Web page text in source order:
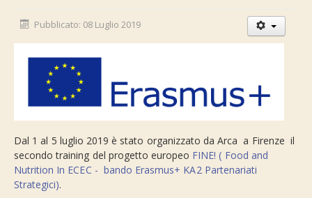
Pubblicato: 08 Luglio 2019
Dal 1 al 5 luglio 2019 è stato organizzato da Arca a Firenze il
secondo training del progetto europeo FINE! ( Food and
Nutrition In ECEC - bando Erasmus+ KA2 Partenariati
Strategici).